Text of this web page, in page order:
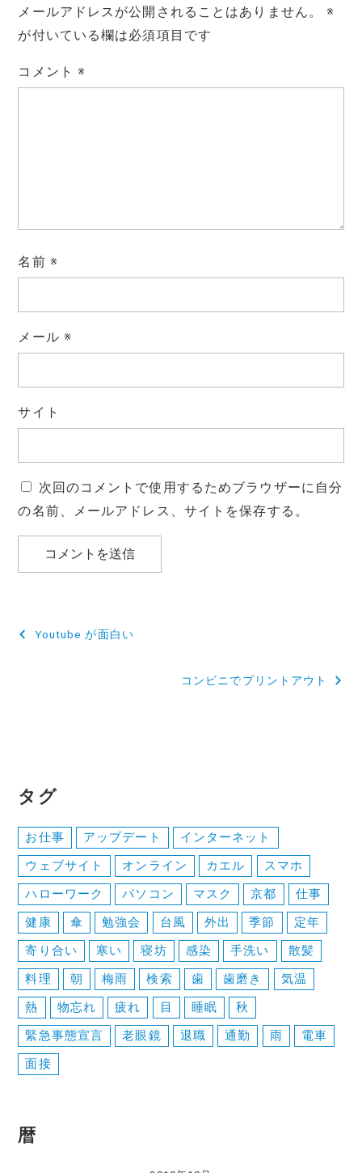
メールアドレスが公開されることはありません。
※
が付いている欄は必須項目です
コメント※
名前 ※
メール ※
サイト
次回のコメントで使用するためブラウザーに自分
の名前、メールアドレス、サイトを保存する。
投
シ
ョ
ン
Youtube が面白い
コンビニでプリントアウト
タグ
お仕事 アップデート
インターネット
ウェブサイト
オンライン カエル
スマホ
ハローワーク
パソコン マスク 京都
仕事
健康
傘 勉強会 台風 外出 季節
定年
寄り合い
寒い 寝坊 感染 手洗い
散髪
料理
朝 梅雨 検索 歯 歯磨き
気温
熱
物忘れ 疲れ 目 睡眠
秋
緊急事態宣言
老眼鏡 退職 通勤 雨
電車
面接
暦